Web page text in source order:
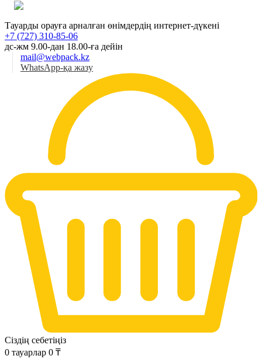
Тауарды орауға арналған өнімдердің интернет-дүкені
+7 (727) 310-85-06
дс-жм 9.00-дан 18.00-ға дейін
mail@webpack.kz
WhatsApp-қа жазу
Сіздің себетіңіз
0 тауарлар 0 ₸